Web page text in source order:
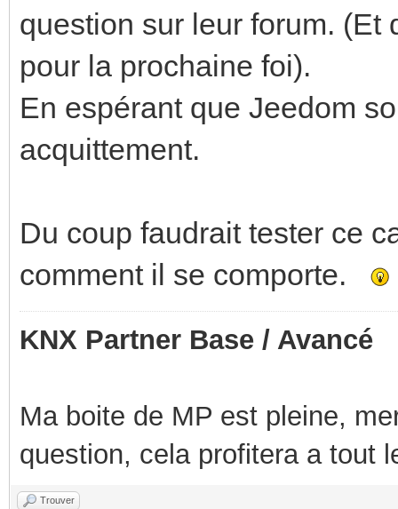
question sur leur forum. (Et
pour la prochaine foi).
En espérant que Jeedom
acquittement.
Du coup faudrait tester ce
comment il se comporte.
KNX Partner Base / Avancé
Ma boite de MP est pleine,
question, cela profitera a tout
Trouver